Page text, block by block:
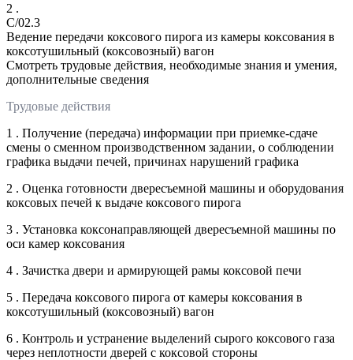
2 .
C/02.3
Ведение передачи коксового пирога из камеры коксования в
коксотушильный (коксовозный) вагон
Смотреть трудовые действия, необходимые знания и умения,
дополнительные сведения
Трудовые действия
1 . Получение (передача) информации при приемке-сдаче
смены о сменном производственном задании, о соблюдении
графика выдачи печей, причинах нарушений графика
2 . Оценка готовности двересъемной машины и оборудования
коксовых печей к выдаче коксового пирога
3 . Установка коксонаправляющей двересъемной машины по
оси камер коксования
4 . Зачистка двери и армирующей рамы коксовой печи
5 . Передача коксового пирога от камеры коксования в
коксотушильный (коксовозный) вагон
6 . Контроль и устранение выделений сырого коксового газа
через неплотности дверей с коксовой стороны